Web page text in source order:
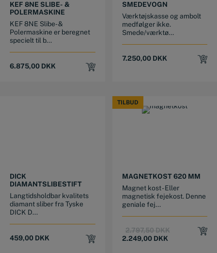
KEF 8NE SLIBE- &
POLERMASKINE
KEF 8NE Slibe- &
Polermaskine er beregnet
specielt til b...
6.875,00 DKK
SMEDEVOGN
Værktøjskasse og ambolt
medfølger ikke.
Smede/værktø...
7.250,00 DKK
DICK
DIAMANTSLIBESTIFT
Langtidsholdbar kvalitets
diamant sliber fra Tyske
DICK D...
459,00 DKK
TILBUD
TILBUD
MAGNETKOST 620 MM
Magnet kost - Eller
magnetisk fejekost. Denne
geniale fej...
2.797,50DKKOriginal
2.249,00 DKK
Current